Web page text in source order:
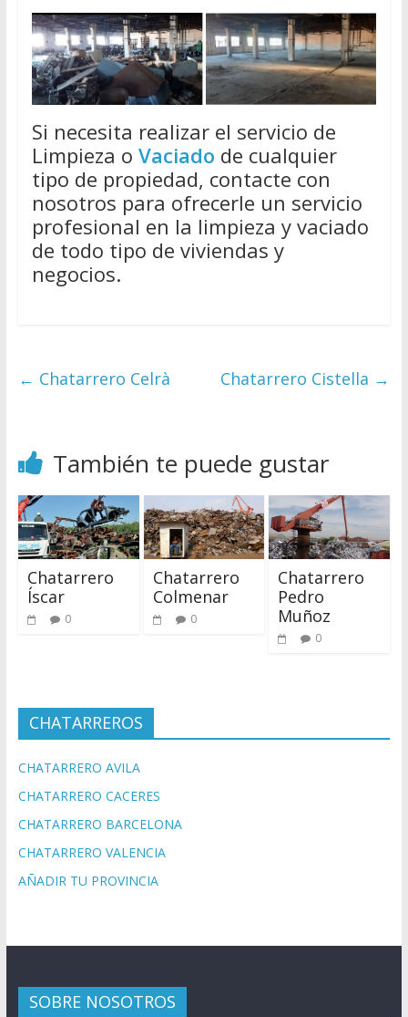
Si necesita realizar el servicio de
Limpieza o Vaciado de cualquier
tipo de propiedad, contacte con
nosotros para ofrecerle un servicio
profesional en la limpieza y vaciado
de todo tipo de viviendas y
negocios.
← Chatarrero Celrà Chatarrero Cistella →
También te puede gustar
Chatarrero
Íscar
0
Chatarrero
Colmenar
0
Chatarrero
Pedro
Muñoz
0
CHATARREROS
CHATARRERO AVILA
CHATARRERO CACERES
CHATARRERO BARCELONA
CHATARRERO VALENCIA
AÑADIR TU PROVINCIA
SOBRE NOSOTROS